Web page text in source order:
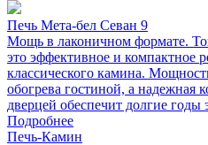
Печь Мета-бел Севан 9
Мощь в лаконичном формате.
это эффективное и компактное
классического камина.
обогрева гостиной, а надежная
дверцей обеспечит долгие годы
Подробнее
Печь-Камин